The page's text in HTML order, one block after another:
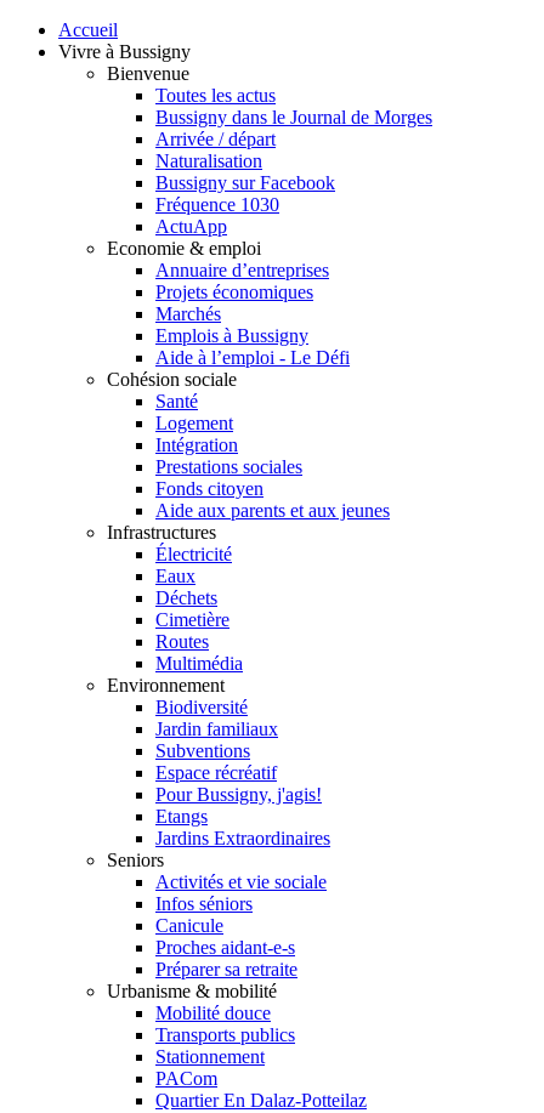
Accueil
Vivre à Bussigny
Bienvenue
Toutes les actus
Bussigny dans le Journal de Morges
Arrivée / départ
Naturalisation
Bussigny sur Facebook
Fréquence 1030
ActuApp
Economie & emploi
Annuaire d’entreprises
Projets économiques
Marchés
Emplois à Bussigny
Aide à l’emploi - Le Défi
Cohésion sociale
Santé
Logement
Intégration
Prestations sociales
Fonds citoyen
Aide aux parents et aux jeunes
Infrastructures
Électricité
Eaux
Déchets
Cimetière
Routes
Multimédia
Environnement
Biodiversité
Jardin familiaux
Subventions
Espace récréatif
Pour Bussigny, j'agis!
Etangs
Jardins Extraordinaires
Seniors
Activités et vie sociale
Infos séniors
Canicule
Proches aidant-e-s
Préparer sa retraite
Urbanisme & mobilité
Mobilité douce
Transports publics
Stationnement
PACom
Quartier En Dalaz-Potteilaz